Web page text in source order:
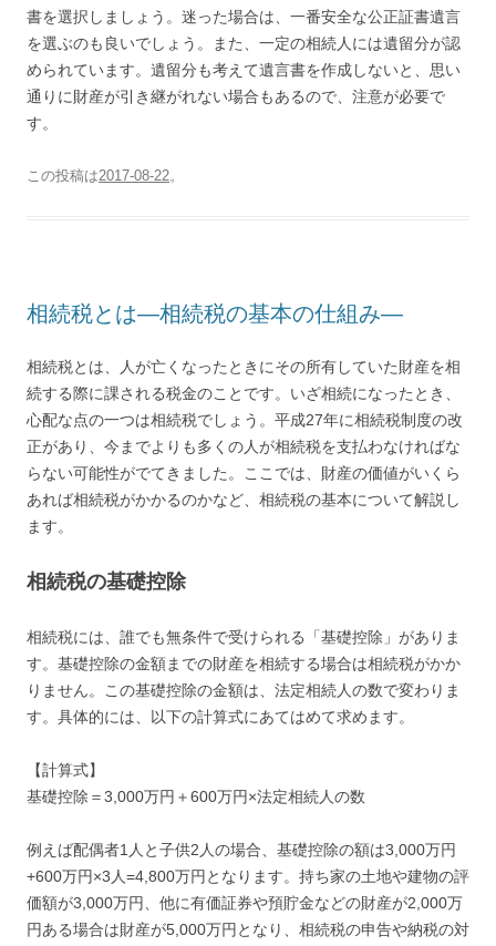
書を選択しましょう。迷った場合は、一番安全な公正証書遺言
を選ぶのも良いでしょう。また、一定の相続人には遺留分が認
められています。遺留分も考えて遺言書を作成しないと、思い
通りに財産が引き継がれない場合もあるので、注意が必要で
す。
この投稿は2017-08-22。
相続税とは―相続税の基本の仕組み―
相続税とは、人が亡くなったときにその所有していた財産を相
続する際に課される税金のことです。いざ相続になったとき、
心配な点の一つは相続税でしょう。平成27年に相続税制度の改
正があり、今までよりも多くの人が相続税を支払わなければな
らない可能性がでてきました。ここでは、財産の価値がいくら
あれば相続税がかかるのかなど、相続税の基本について解説し
ます。
相続税の基礎控除
相続税には、誰でも無条件で受けられる「基礎控除」がありま
す。基礎控除の金額までの財産を相続する場合は相続税がかか
りません。この基礎控除の金額は、法定相続人の数で変わりま
す。具体的には、以下の計算式にあてはめて求めます。
【計算式】
基礎控除＝3,000万円＋600万円×法定相続人の数
例えば配偶者1人と子供2人の場合、基礎控除の額は3,000万円
+600万円×3人=4,800万円となります。持ち家の土地や建物の評
価額が3,000万円、他に有価証券や預貯金などの財産が2,000万
円ある場合は財産が5,000万円となり、相続税の申告や納税の対